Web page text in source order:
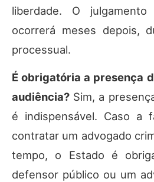
liberdade. O
ocorrerá meses depois,
processual.
É obrigatória a presença
audiência? Sim, a
é indispensável. Caso a
contratar um advogado
tempo, o Estado é
defensor público ou um